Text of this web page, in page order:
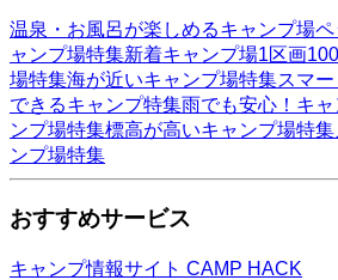
温泉・お風呂が楽しめるキャンプ場ペ
ャンプ場特集新着キャンプ場1区画
場特集海が近いキャンプ場特集スマ
できるキャンプ特集雨でも安心！キ
ンプ場特集標高が高いキャンプ場特集
ンプ場特集
おすすめサービス
キャンプ情報サイト CAMP HACK